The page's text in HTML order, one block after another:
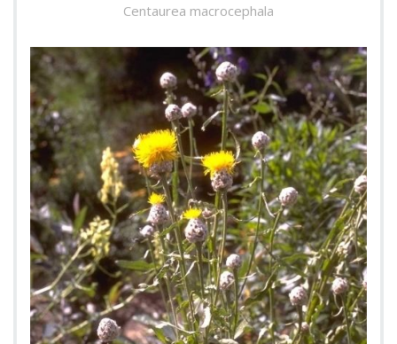
Centaurea macrocephala